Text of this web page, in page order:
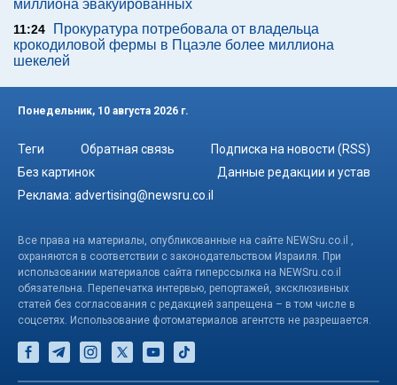
миллиона эвакуированных
11:24
Прокуратура потребовала от владельца
крокодиловой фермы в Пцаэле более миллиона
шекелей
Понедельник, 10 августа 2026 г.
Теги Обратная связь
Подписка на новости (RSS)
Без картинок
Данные редакции и устав
Реклама: advertising@newsru.co.il
Все права на материалы, опубликованные на сайте NEWSru.co.il ,
охраняются в соответствии с законодательством Израиля. При
использовании материалов сайта гиперссылка на NEWSru.co.il
обязательна. Перепечатка интервью, репортажей, эксклюзивных
статей без согласования с редакцией запрещена – в том числе в
соцсетях. Использование фотоматериалов агентств не разрешается.